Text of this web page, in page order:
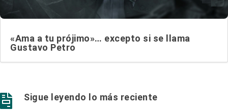
«Ama a tu prójimo»… excepto si se llama
Gustavo Petro
 Sigue leyendo lo más reciente